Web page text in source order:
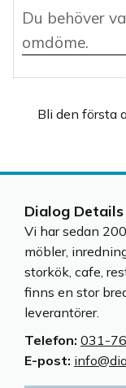
Bli den första
Dialog Details
Vi har sedan
möbler,
storkök, cafe,
finns en stor
leverantörer.
Telefon: 031-
E-post: